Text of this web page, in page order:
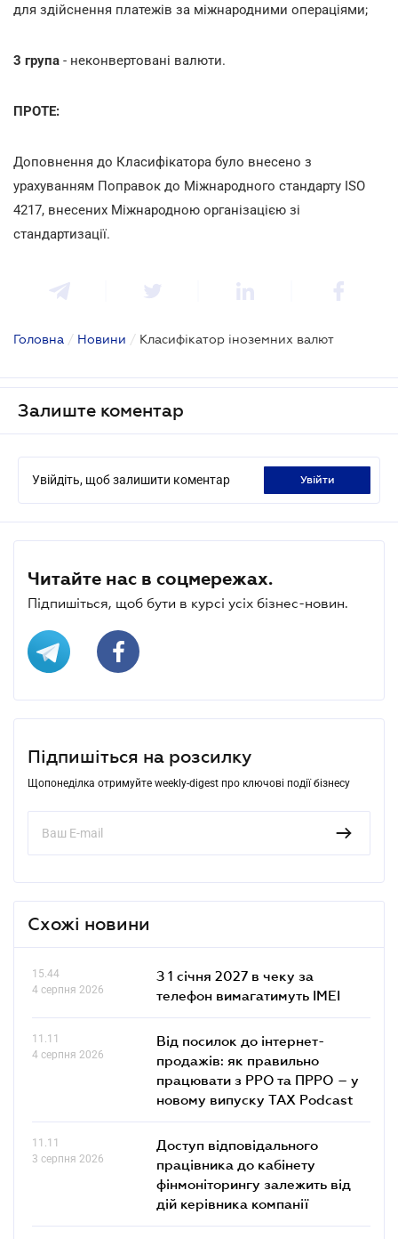
для здійснення платежів за міжнародними операціями;
3 група - неконвертовані валюти.
ПРОТЕ:
Доповнення до Класифікатора було внесено з
урахуванням Поправок до Міжнародного стандарту ISO
4217, внесених Міжнародною організацією зі
стандартизації.
Головна / Новини / Класифікатор іноземних валют
Залиште коментар
Увійдіть, щоб залишити коментар увійти
Читайте нас в соцмережах.
Підпишіться, щоб бути в курсі усіх бізнес-новин.
Підпишіться на розсилку
Щопонеділка отримуйте weekly-digest про ключові події бізнесу
Схожі новини
15.44
4 серпня 2026
З 1 січня 2027 в чеку за
телефон вимагатимуть IMEI
11.11
4 серпня 2026
Від посилок до інтернет-
продажів: як правильно
працювати з РРО та ПРРО – у
новому випуску TAX Podcast
11.11
3 серпня 2026
Доступ відповідального
працівника до кабінету
фінмоніторингу залежить від
дій керівника компанії